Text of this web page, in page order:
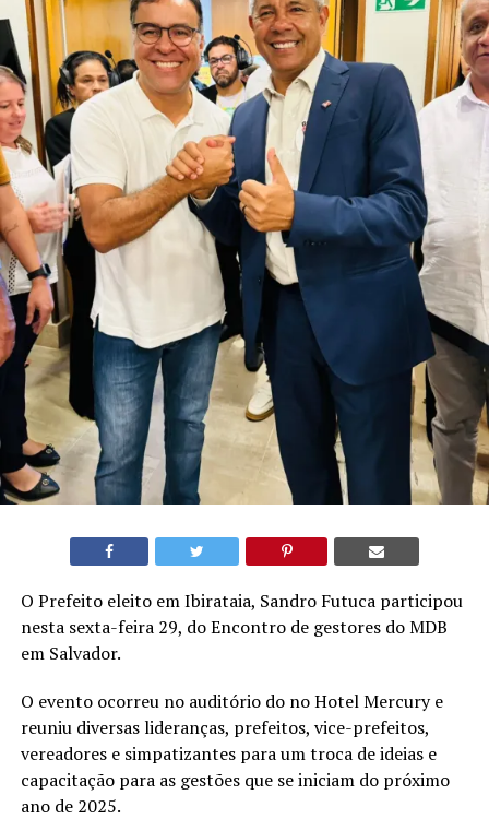
O Prefeito eleito em Ibirataia, Sandro Futuca participou
nesta sexta-feira 29, do Encontro de gestores do MDB
em Salvador.
O evento ocorreu no auditório do no Hotel Mercury e
reuniu diversas lideranças, prefeitos, vice-prefeitos,
vereadores e simpatizantes para um troca de ideias e
capacitação para as gestões que se iniciam do próximo
ano de 2025.